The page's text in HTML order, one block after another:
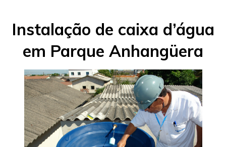
Instalação de caixa d’água
em Parque Anhangüera